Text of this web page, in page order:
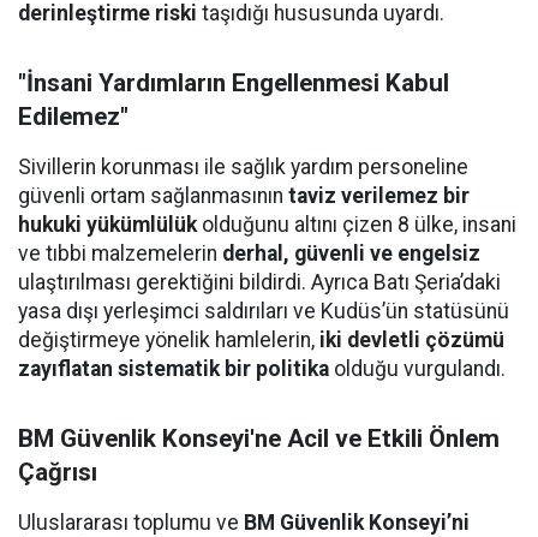
derinleştirme riski taşıdığı hususunda uyardı.
"İnsani Yardımların Engellenmesi Kabul
Edilemez"
Sivillerin korunması ile sağlık yardım personeline
güvenli ortam sağlanmasının taviz verilemez bir
hukuki yükümlülükolduğunu altını çizen 8 ülke, insani
ve tıbbi malzemelerin derhal, güvenli ve engelsiz
ulaştırılması gerektiğini bildirdi. Ayrıca Batı Şeria’daki
yasa dışı yerleşimci saldırıları ve Kudüs’ün statüsünü
değiştirmeye yönelik hamlelerin, iki devletli çözümü
zayıflatan sistematik bir politika olduğu vurgulandı.
BM Güvenlik Konseyi'ne Acil ve Etkili Önlem
Çağrısı
Uluslararası toplumu ve BM Güvenlik Konseyi’ni